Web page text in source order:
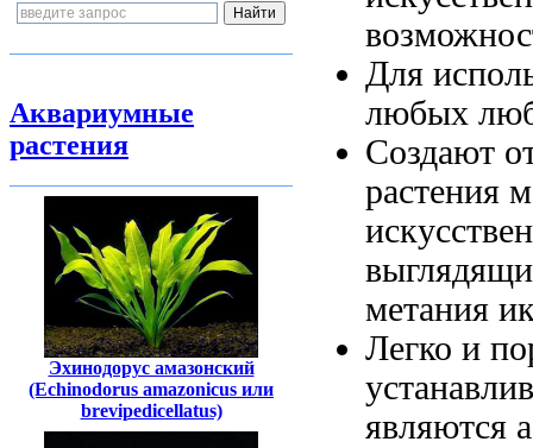
Аквариумные
растения
Эхинодорус амазонский
(Echinodorus amazonicus или
brevipedicellatus)
Для
любых
Создают
растения
метания
Легко и
являются